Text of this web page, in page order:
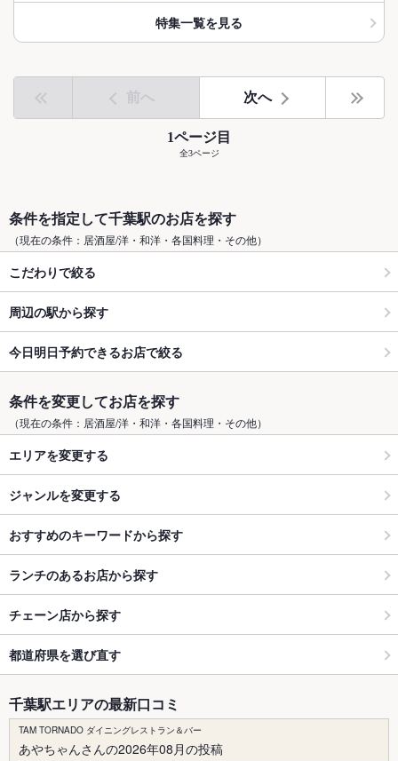
特集一覧を見る
前へ 次へ
1ページ目
全3ページ
条件を指定して千葉駅のお店を探す
（現在の条件：居酒屋/洋・和洋・各国料理・その他）
こだわりで絞る
周辺の駅から探す
今日明日予約できるお店で絞る
条件を変更してお店を探す
（現在の条件：居酒屋/洋・和洋・各国料理・その他）
エリアを変更する
ジャンルを変更する
おすすめのキーワードから探す
ランチのあるお店から探す
チェーン店から探す
都道府県を選び直す
千葉駅エリアの最新口コミ
TAM TORNADO ダイニングレストラン＆バー
あやちゃんさんの2026年08月の投稿